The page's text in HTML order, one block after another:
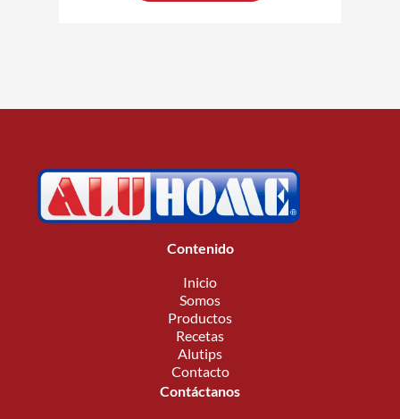
Contenido
Inicio
Somos
Productos
Recetas
Alutips
Contacto
Contáctanos